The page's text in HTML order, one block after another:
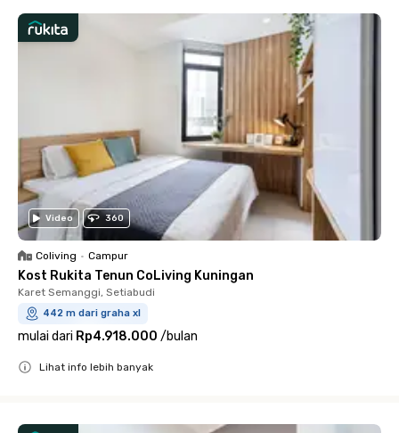
Video 360
Coliving • Campur
Kost Rukita Tenun CoLiving Kuningan
Karet Semanggi, Setiabudi
442 m dari graha xl
mulai dari Rp4.918.000 /bulan
Lihat info lebih banyak